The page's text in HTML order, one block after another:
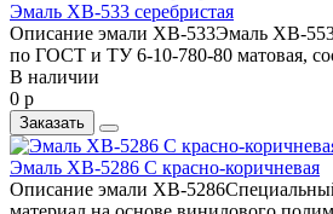
Эмаль ХВ-533 серебристая
Описание эмали ХВ-533Эмаль ХВ-
по ГОСТ и ТУ 6-10-780-80 матовая,
В наличии
0 р
Заказать
Эмаль ХВ-5286 С красно-коричневая
Описание эмали ХВ-